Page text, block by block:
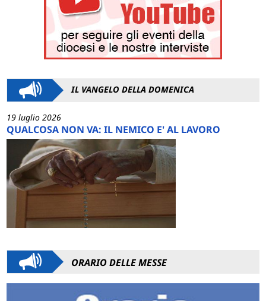
IL VANGELO DELLA DOMENICA
19 luglio 2026
QUALCOSA NON VA: IL NEMICO E' AL LAVORO
ORARIO DELLE MESSE